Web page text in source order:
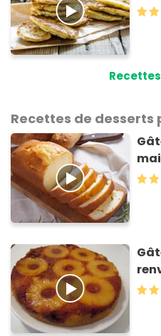
Recettes de desserts